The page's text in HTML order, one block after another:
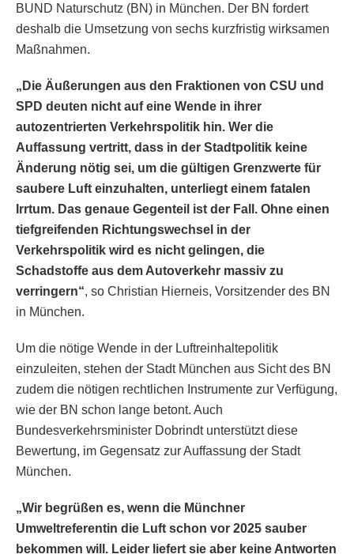
BUND Naturschutz (BN) in München. Der BN fordert
deshalb die Umsetzung von sechs kurzfristig wirksamen
Maßnahmen.
„Die Äußerungen aus den Fraktionen von CSU und
SPD deuten nicht auf eine Wende in ihrer
autozentrierten Verkehrspolitik hin. Wer die
Auffassung vertritt, dass in der Stadtpolitik keine
Änderung nötig sei, um die gültigen Grenzwerte für
saubere Luft einzuhalten, unterliegt einem fatalen
Irrtum. Das genaue Gegenteil ist der Fall. Ohne einen
tiefgreifenden Richtungswechsel in der
Verkehrspolitik wird es nicht gelingen, die
Schadstoffe aus dem Autoverkehr massiv zu
verringern“, so Christian Hierneis, Vorsitzender des BN
in München.
Um die nötige Wende in der Luftreinhaltepolitik
einzuleiten, stehen der Stadt München aus Sicht des BN
zudem die nötigen rechtlichen Instrumente zur Verfügung,
wie der BN schon lange betont. Auch
Bundesverkehrsminister Dobrindt unterstützt diese
Bewertung, im Gegensatz zur Auffassung der Stadt
München.
„Wir begrüßen es, wenn die Münchner
Umweltreferentin die Luft schon vor 2025 sauber
bekommen will. Leider liefert sie aber keine Antworten